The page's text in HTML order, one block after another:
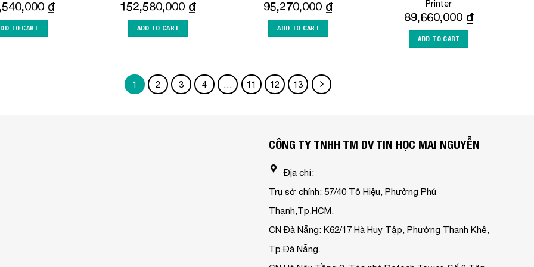
₫
TO CART
152,580,000 ₫
ADD TO CART
95,270,000 ₫
ADD TO CART
Printer
89,660,000 ₫
ADD TO CART
1 2 3 4 … 11 12 13
CÔNG TY TNHH TM DV TIN HỌC MAI NGUYỄN
Địa chỉ:
Trụ sở chính: 57/40 Tô Hiệu, Phường Phú
Thạnh,Tp.HCM.
CN Đà Nẵng: K62/17 Hà Huy Tập, Phường Thanh Khê,
Tp.Đà Nẵng.